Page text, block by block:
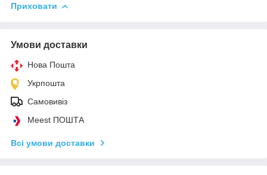
Приховати
Умови доставки
Нова Пошта
Укрпошта
Самовивіз
Meest ПОШТА
Всі умови доставки